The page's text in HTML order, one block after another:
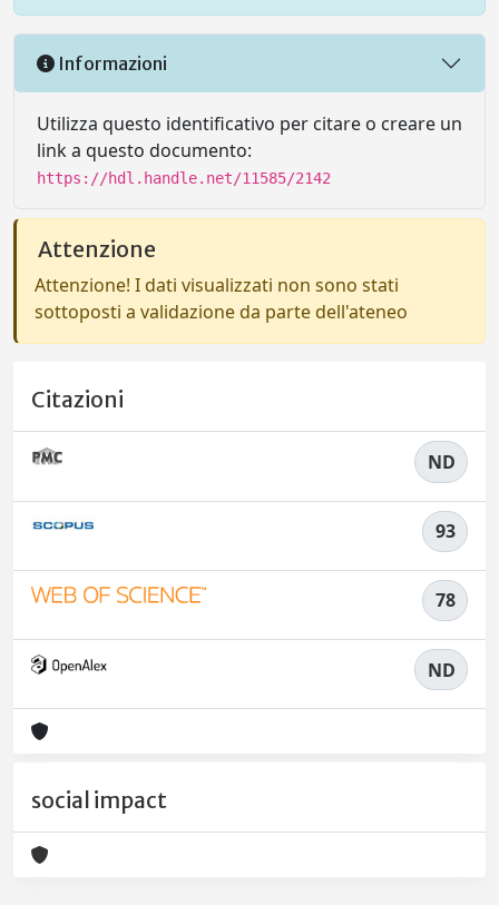
Informazioni
Utilizza questo identificativo per citare o creare un
link a questo documento:
https://hdl.handle.net/11585/2142
Attenzione
Attenzione! I dati visualizzati non sono stati
sottoposti a validazione da parte dell'ateneo
Citazioni
ND
93
78
ND
social impact